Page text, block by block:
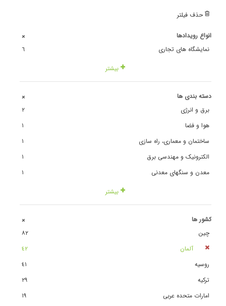
حذف فیلتر
انواع رویدادها +
نمایشگاه های تجاری
٦
بیشتر
دسته بندی ها +
برق و انرژی
٢
هوا و فضا
١
ساختمان و معماری، راه سازی
١
الکترونیک و مهندسی برق
١
معدن و سنگهای معدنی
١
بیشتر
کشور ها +
چین
٨٢
آلمان
٤٢
روسیه
٤١
ترکیه
٢٩
امارات متحده عربی
١٩